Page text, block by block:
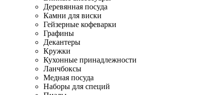
Деревянная посуда
Камни для виски
Гейзерные кофеварки
Графины
Декантеры
Кружки
Кухонные принадлежности
Ланчбоксы
Медная посуда
Наборы для специй